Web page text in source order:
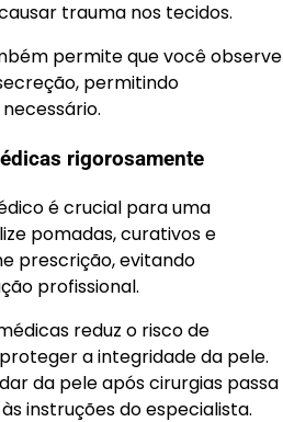
trauma nos tecidos.
permite que você observe
permitindo
rigorosamente
é crucial para uma
pomadas, curativos e
prescrição, evitando
profissional.
reduz o risco de
a integridade da pele.
da pele após cirurgias passa
instruções do especialista.